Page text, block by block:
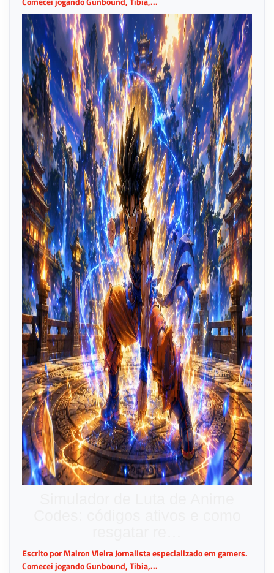
Escrito por Mairon Vieira Jornalista especializado em gamers.
Comecei jogando Gunbound, Tibia,...